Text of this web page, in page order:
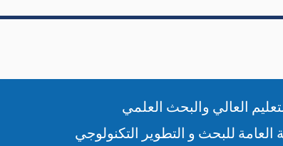
العالي والبحث العلمي
العامة للبحث و التطوير التكنولوجي